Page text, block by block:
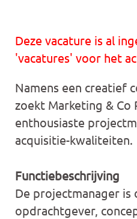
Deze vacature is al
'vacatures' voor het
Namens een creatief
zoekt Marketing & Co
enthousiaste
acquisitie-kwaliteiten.
Functiebeschrijving
De projectmanager is
opdrachtgever,